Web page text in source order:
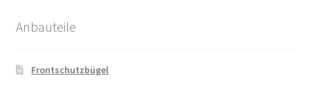
Anbauteile
Frontschutzbügel